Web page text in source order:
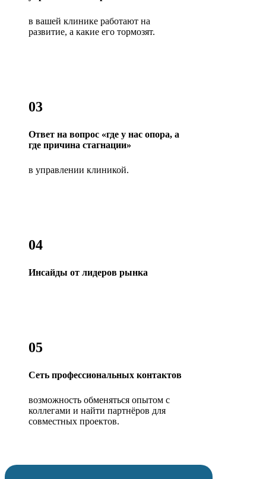
в вашей клинике работают на
развитие, а какие его тормозят.
03
Ответ на вопрос «где у нас опора, а
где причина стагнации»
в управлении клиникой.
04
Инсайды от лидеров рынка
05
Сеть профессиональных контактов
возможность обменяться опытом с
коллегами и найти партнёров для
совместных проектов.